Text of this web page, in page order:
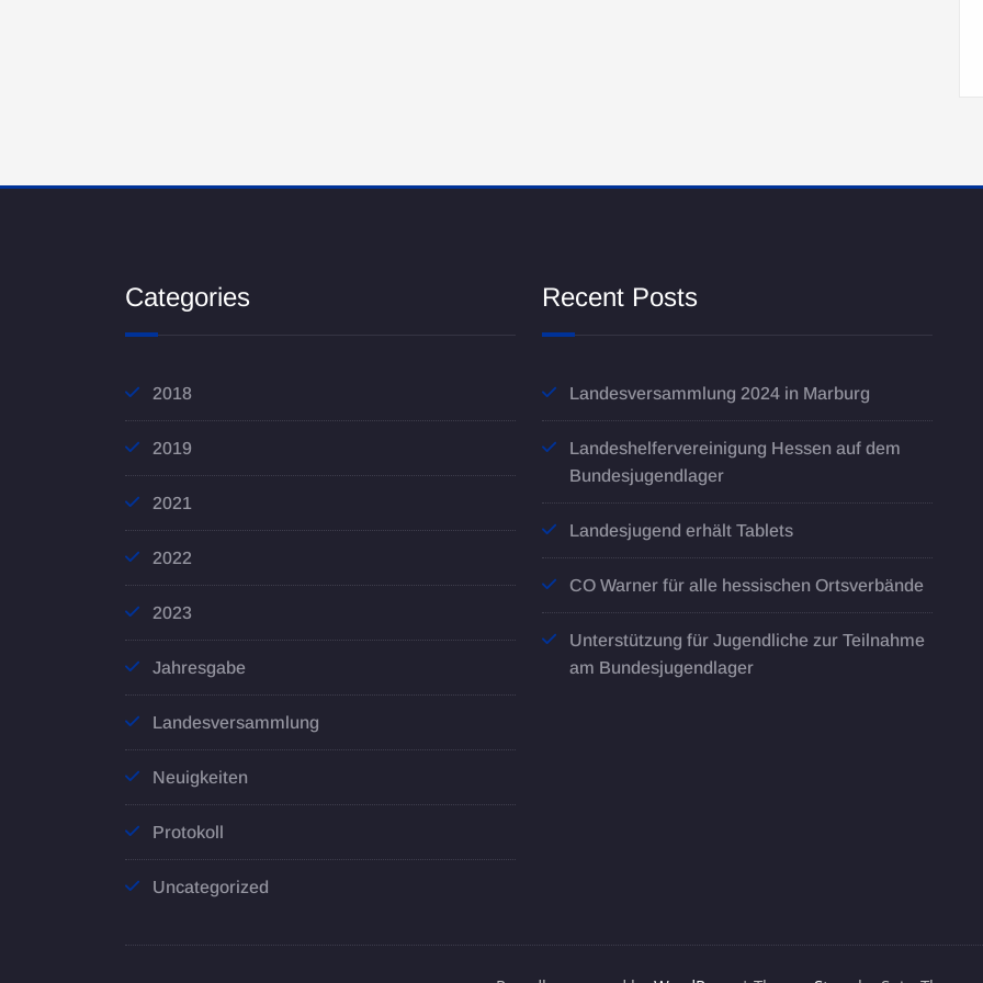
Categories
2018
2019
2021
2022
2023
Jahresgabe
Landesversammlung
Neuigkeiten
Protokoll
Uncategorized
Recent Posts
Landesversammlung 2024 in Marburg
Landeshelfervereinigung Hessen auf dem
Bundesjugendlager
Landesjugend erhält Tablets
CO Warner für alle hessischen Ortsverbände
Unterstützung für Jugendliche zur Teilnahme
am Bundesjugendlager